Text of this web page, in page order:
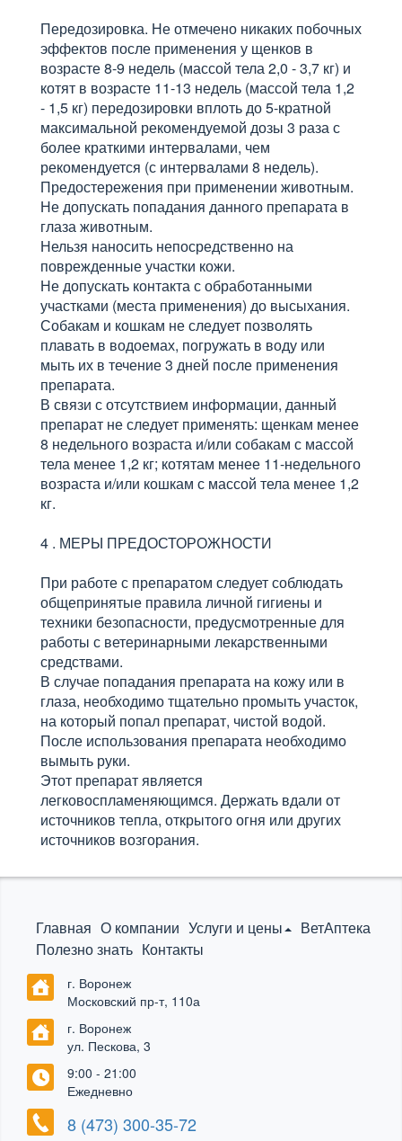
Передозировка. Не отмечено никаких побочных
эффектов после применения у щенков в
возрасте 8-9 недель (массой тела 2,0 - 3,7 кг) и
котят в возрасте 11-13 недель (массой тела 1,2
- 1,5 кг) передозировки вплоть до 5-кратной
максимальной рекомендуемой дозы 3 раза с
более краткими интервалами, чем
рекомендуется (с интервалами 8 недель).
Предостережения при применении животным.
Не допускать попадания данного препарата в
глаза животным.
Нельзя наносить непосредственно на
поврежденные участки кожи.
Не допускать контакта с обработанными
участками (места применения) до высыхания.
Собакам и кошкам не следует позволять
плавать в водоемах, погружать в воду или
мыть их в течение 3 дней после применения
препарата.
В связи с отсутствием информации, данный
препарат не следует применять: щенкам менее
8 недельного возраста и/или собакам с массой
тела менее 1,2 кг; котятам менее 11-недельного
возраста и/или кошкам с массой тела менее 1,2
кг.
4 . МЕРЫ ПРЕДОСТОРОЖНОСТИ
При работе с препаратом следует соблюдать
общепринятые правила личной гигиены и
техники безопасности, предусмотренные для
работы с ветеринарными лекарственными
средствами.
В случае попадания препарата на кожу или в
глаза, необходимо тщательно промыть участок,
на который попал препарат, чистой водой.
После использования препарата необходимо
вымыть руки.
Этот препарат является
легковоспламеняющимся. Держать вдали от
источников тепла, открытого огня или других
источников возгорания.
Главная О компании Услуги и цены
ВетАптека
Полезно знать Контакты
г. Воронеж
Московский пр-т, 110а
г. Воронеж
ул. Пескова, 3
9:00 - 21:00
Ежедневно
8 (473) 300-35-72